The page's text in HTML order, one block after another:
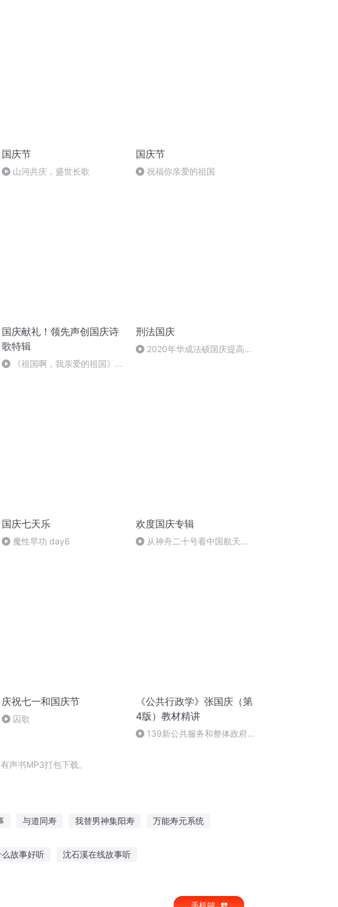
国庆节
山河共庆，盛世长歌
国庆节
祝福你亲爱的祖国
国庆献礼！领先声创国庆诗
歌特辑
《祖国啊，我亲爱的祖国》温
刑法国庆
2020年华成法硕国庆提高班
国庆七天乐
魔性早功 day6
欢度国庆专辑
从神舟二十号看中国航天
庆祝七一和国庆节
囚歌
《公共行政学》张国庆（第
4版）教材精讲
139新公共服务和整体政府理
声书MP3打包下载。
与道同寿 我替男神集阳寿 万能寿元系统
故事好听 沈石溪在线故事听